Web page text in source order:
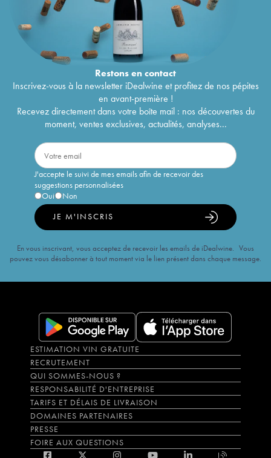
Restons encontact
Inscrivez-vous à la newsletter iDealwine et profitez de nos pépites
en avant-première !
Recevez directement dans votre boîte mail : nos découvertes du
moment, ventes exclusives, actualités, analyses...
J'accepte le suivi de mes emails afin de recevoir des
suggestions personnalisées
Oui
Non
JE M'INSCRIS
En vous inscrivant, vous acceptez de recevoir les emails de iDealwine. Vous
pouvez vous désabonner à tout moment via le lien présent dans chaque message.
ESTIMATION VIN GRATUITE
RECRUTEMENT
QUI SOMMES-NOUS ?
RESPONSABILITÉ D'ENTREPRISE
TARIFS ET DÉLAIS DE LIVRAISON
DOMAINES PARTENAIRES
PRESSE
FOIRE AUX QUESTIONS